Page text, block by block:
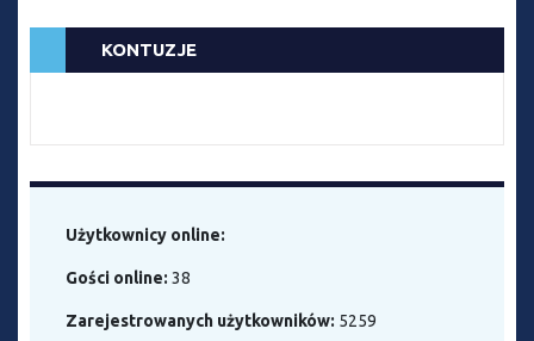
KONTUZJE
Użytkownicy online:
Gości online: 38
Zarejestrowanych użytkowników: 5259